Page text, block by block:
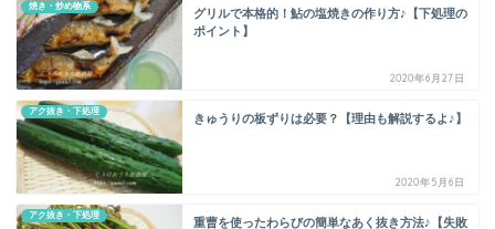
焼き・炒め物系
グリルで本格的！鮎の塩焼きの作り方♪【下処理の
ポイント】
2020年6月27日
アク抜き・下処理
きゅうりの板ずりは必要？【理由も解説するよ♪】
2020年5月6日
アク抜き・下処理
重曹を使ったわらびの簡単なあく抜き方法♪【失敗